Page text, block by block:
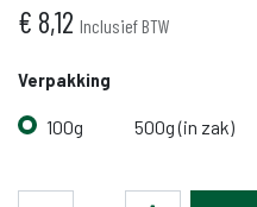
€ 8,12 Inclusief BTW
Verpakking
100g 500g (in zak)